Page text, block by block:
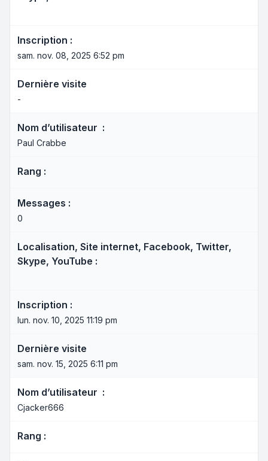
Inscription :
sam. nov. 08, 2025 6:52 pm
Dernière visite
-
Nom d’utilisateur :
Paul Crabbe
Rang :
Messages :
0
Localisation, Site internet, Facebook, Twitter,
Skype, YouTube :
Inscription :
lun. nov. 10, 2025 11:19 pm
Dernière visite
sam. nov. 15, 2025 6:11 pm
Nom d’utilisateur :
Cjacker666
Rang :